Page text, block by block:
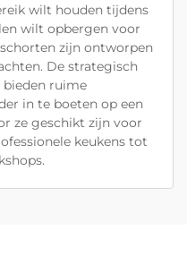
wilt houden tijdens
wilt opbergen voor
zijn ontworpen
De strategisch
bieden ruime
in te boeten op een
ze geschikt zijn voor
keukens tot